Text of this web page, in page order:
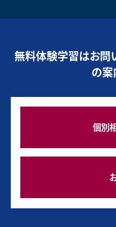
無料体験学習はお問
の案
個別